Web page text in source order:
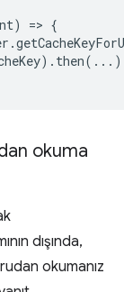
) => {
.
). then
okuma
dışında,
okumanız